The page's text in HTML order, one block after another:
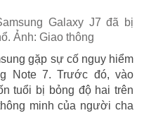
Galaxy J7 đã bị
Ảnh: Giao thông
gặp sự cố nguy hiểm
Note 7. Trước đó, vào
tuổi bị bỏng độ hai trên
minh của người cha